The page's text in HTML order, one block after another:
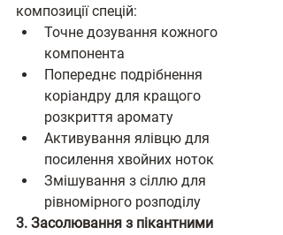
композиції спецій:
Точне дозування кожного
компонента
Попереднє подрібнення
коріандру для кращого
розкриття аромату
Активування ялівцю для
посилення хвойних ноток
Змішування з сіллю для
рівномірного розподілу
3. Засолювання з пікантними